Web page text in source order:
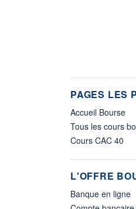
PAGES LES
Accueil Bourse
Tous les cours
Cours CAC 40
L'OFFRE
Banque en ligne